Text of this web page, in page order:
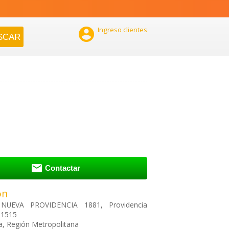
 Ingreso clientes
 Contactar
PROVIDENCIA 1881, Providencia
Región Metropolitana